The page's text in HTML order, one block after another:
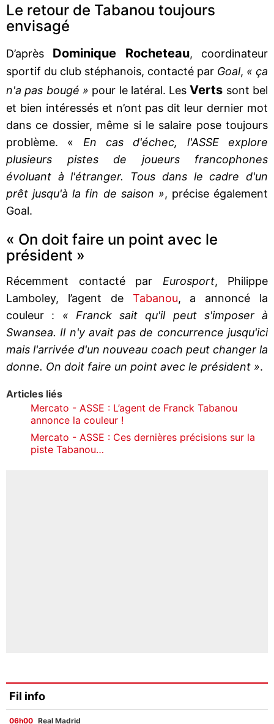
Le retour de Tabanou toujours
envisagé
D’après Dominique Rocheteau, coordinateur
sportif du club stéphanois, contacté par Goal, « ça
n'a pas bougé » pour le latéral. LesVerts sont bel
et bien intéressés et n’ont pas dit leur dernier mot
dans ce dossier, même si le salaire pose toujours
problème. « En cas d'échec, l'ASSE explore
plusieurs pistes de joueurs francophones
évoluant à l'étranger. Tous dans le cadre d'un
prêt jusqu'à la fin de saison », précise également
Goal.
« On doit faire un point avec le
président »
Récemment contacté par Eurosport, Philippe
Lamboley, l’agent de Tabanou, a annoncé la
couleur : « Franck sait qu'il peut s'imposer à
Swansea. Il n'y avait pas de concurrence jusqu'ici
mais l'arrivée d'un nouveau coach peut changer la
donne. On doit faire un point avec le président ».
Articles liés
Mercato - ASSE : L’agent de Franck Tabanou
annonce la couleur !
Mercato - ASSE : Ces dernières précisions sur la
piste Tabanou…
Fil info
06h00 Real Madrid